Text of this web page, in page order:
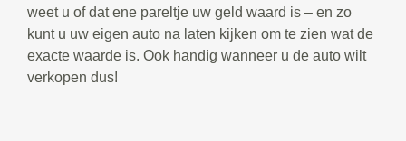
weet u of dat ene pareltje uw geld waard is – en zo
kunt u uw eigen auto na laten kijken om te zien wat de
exacte waarde is. Ook handig wanneer u de auto wilt
verkopen dus!